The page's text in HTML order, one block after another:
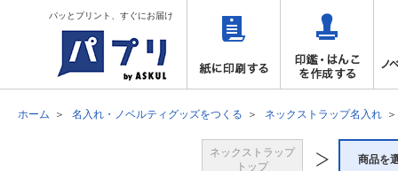
パッとプリント、すぐにお届け
ホーム 名入れ・ノベルティグッズをつくる ネックストラップ名入れ
ネックストラップ
トップ
商品を